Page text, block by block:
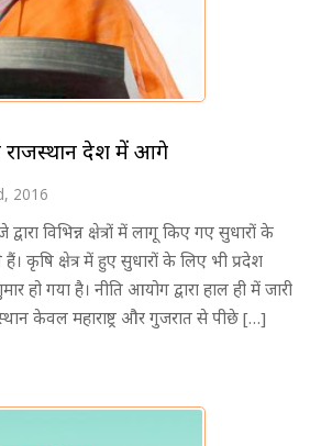
राजस्थान देश में आगे
2016
द्वारा विभिन्न क्षेत्रों में लागू किए गए सुधारों के
कृषि क्षेत्र में हुए सुधारों के लिए भी प्रदेश
हो गया है। नीति आयोग द्वारा हाल ही में जारी
केवल महाराष्ट्र और गुजरात से पीछे […]